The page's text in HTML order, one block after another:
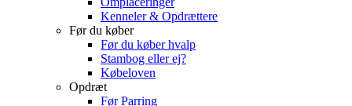
Kenneler & Opdrættere
Før du køber
Før du køber hvalp
Stambog eller ej?
Købeloven
Opdræt
Før Parring